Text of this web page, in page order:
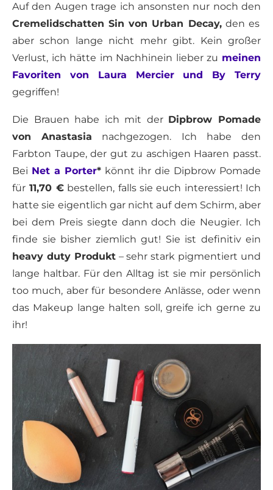
Auf den Augen trage ich ansonsten nur noch den
Cremelidschatten Sin von Urban Decay,den es
aber schon lange nicht mehr gibt. Kein großer
Verlust, ich hätte im Nachhinein lieber zu meinen
Favoriten von Laura Mercier und By Terry
gegriffen!
Die Brauen habe ich mit der Dipbrow Pomade
von Anastasia nachgezogen. Ich habe den
Farbton Taupe, der gut zu aschigen Haaren passt.
Bei Net a Porter* könnt ihr die Dipbrow Pomade
für 11,70 €bestellen, falls sie euch interessiert! Ich
hatte sie eigentlich gar nicht auf dem Schirm, aber
bei dem Preis siegte dann doch die Neugier. Ich
finde sie bisher ziemlich gut! Sie ist definitiv ein
heavy duty Produkt– sehr stark pigmentiert und
lange haltbar. Für den Alltag ist sie mir persönlich
too much, aber für besondere Anlässe, oder wenn
das Makeup lange halten soll, greife ich gerne zu
ihr!